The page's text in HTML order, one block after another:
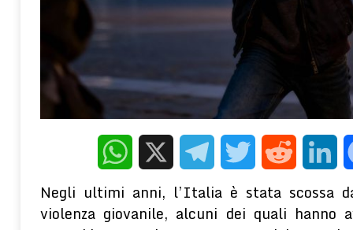
WELLNESS E PSICOLOGIA
[ 7 Agosto 2026 ]
Educazione sessuale vietata fino alle medie:
accuse di censura
WELLNESS E PSICOLOGIA
[ 7 Agosto 2026 ] MONTORO (AV): RUBA CIRCA 130MILA DI
DENUNCIANO UN 65ENNE
CRONACA
[ 5 Agosto 2026 ] Gli effetti depressogeni del contesto
terapeutico della PNEI
WELLNESS E PSICOLOGIA
WhatsApp
X TelegramTwitterReddit
Negli ultimi anni, l’Italia è stata scossa
violenza giovanile, alcuni dei quali hanno